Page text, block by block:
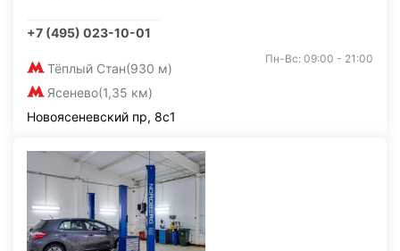
+7 (495) 023-10-01
Тёплый Стан(930 м)
Ясенево(1,35 км)
Пн-Вс: 09:00 - 21:00
Новоясеневский пр, 8с1